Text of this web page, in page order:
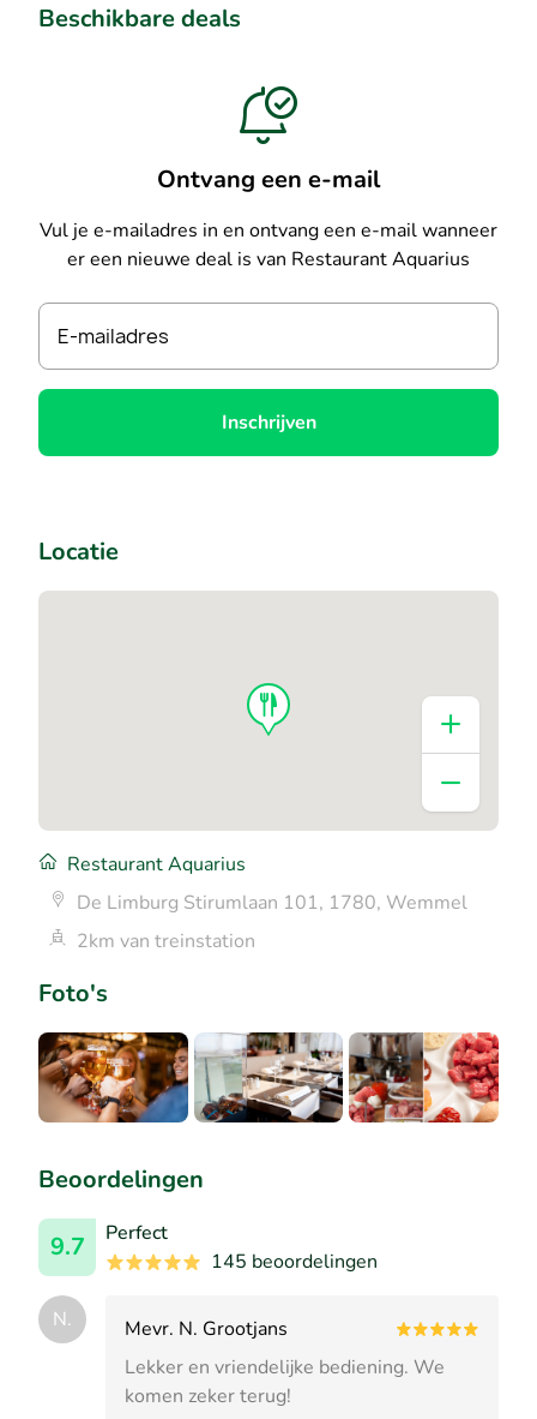
Beschikbare deals
Ontvang een e-mail
Vul je e-mailadres in en ontvang een e-mail wanneer
er een nieuwe deal is van Restaurant Aquarius
E-mailadres
Inschrijven
Foto's
Beoordelingen
9.7
Perfect
145 beoordelingen
N.
Mevr. N. Grootjans
Lekker en vriendelijke bediening. We
komen zeker terug!
Locatie
Restaurant Aquarius
De Limburg Stirumlaan 101, 1780, Wemmel
2km van treinstation